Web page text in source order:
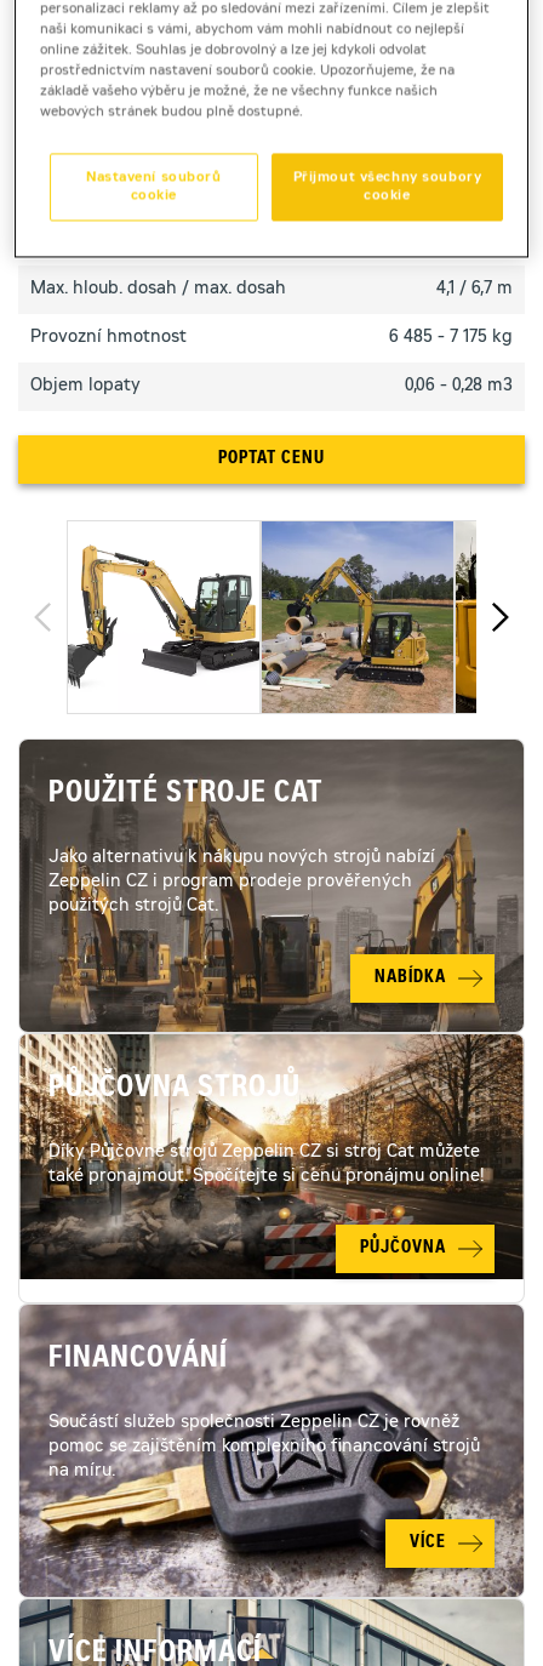
Výkonný pásový minibagr Cat 306 se silnou
hydraulikou a komfortní kabinou pro dlouhou práci
bez únavy.
TECHNICKÉ PARAMETRY
Max. hloub. dosah / max. dosah 4,1 / 6,7 m
Provozní hmotnost 6 485 - 7 175 kg
Objem lopaty 0,06 - 0,28 m3
POPTAT CENU
POUŽITÉ STROJE CAT
Jako alternativu k nákupu nových strojů nabízí
Zeppelin CZ i program prodeje prověřených
použitých strojů Cat.
NABÍDKA
PŮJČOVNA STROJŮ
Díky Půjčovně strojů Zeppelin CZ si stroj Cat můžete
také pronajmout. Spočítejte si cenu pronájmu online!
PŮJČOVNA
FINANCOVÁNÍ
Součástí služeb společnosti Zeppelin CZ je rovněž
pomoc se zajištěním komplexního financování strojů
na míru.
VÍCE
VÍCE INFORMACÍ
personalizaci reklamy až po sledování mezi zařízeními. Cílem je zlepšit
naši komunikaci s vámi, abychom vám mohli nabídnout co nejlepší
online zážitek. Souhlas je dobrovolný a lze jej kdykoli odvolat
prostřednictvím nastavení souborů cookie. Upozorňujeme, že na
základě vašeho výběru je možné, že ne všechny funkce našich
webových stránek budou plně dostupné.
Přijmout všechny soubory
cookie
Nastavení souborů
cookie